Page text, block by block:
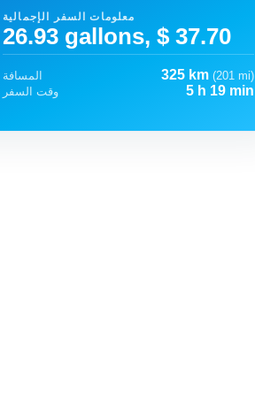
معلومات السفر الإجمالية
26.93 gallons, $ 37.70
المسافة 325 km (201 mi)
وقت السفر
5 h 19 min